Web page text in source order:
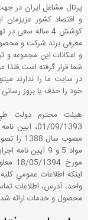
پرتال مشاغل ایران در
و اقتصاد کشور
کوشش 4 ساله
معرفی برند شرکت و
و امکانات این مجموعه
شما قرار گرفته است.فلذا
در سایت ما را ندارند
خود را حذف یا بروز رسانی
01/09/1393،
مصوب
اينکه اطلاعات عمومي
واحد، آدرس، اطلاعات
محصول و خدمات ارائه